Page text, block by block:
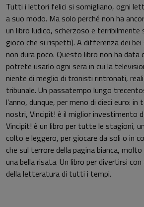
Tutti i lettori felici si somigliano, ogni
a suo modo. Ma solo perché non ha
un libro ludico, scherzoso e terribilmente
gioco che si rispetti). A differenza dei bei
non dura poco. Questo libro non ha
potrete usarlo ogni sera in cui la
niente di meglio di tronisti rintronati,
tribunale. Un passatempo lungo
l’anno, dunque, per meno di dieci euro: in
nostri, Vincipit! è il miglior investimento
Vincipit! è un libro per tutte le stagioni,
colto e leggero, per giocare da soli o in
che sul terrore della pagina bianca,
una bella risata. Un libro per divertirsi
della letteratura di tutti i tempi.